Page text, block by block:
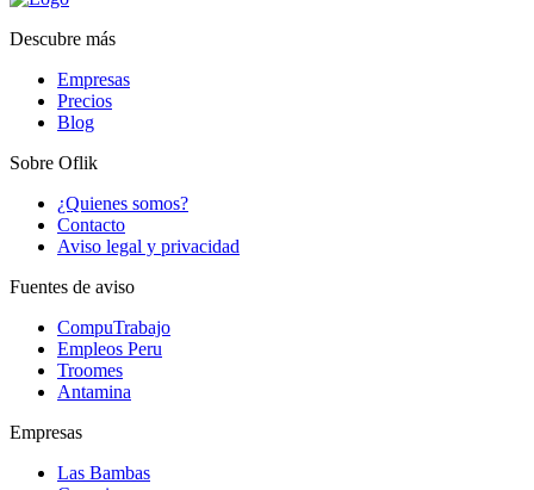
Descubre más
Empresas
Precios
Blog
Sobre Oflik
¿Quienes somos?
Contacto
Aviso legal y privacidad
Fuentes de aviso
CompuTrabajo
Empleos Peru
Troomes
Antamina
Empresas
Las Bambas